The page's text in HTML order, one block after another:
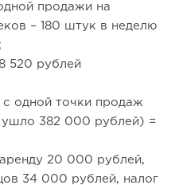
продажи на
– 180 штук в неделю
520 рублей
одной точки продаж
ушло 382 000 рублей) =
20 000 рублей,
34 000 рублей, налог